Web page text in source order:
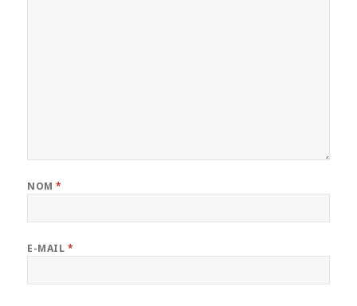
NOM*
E-MAIL *